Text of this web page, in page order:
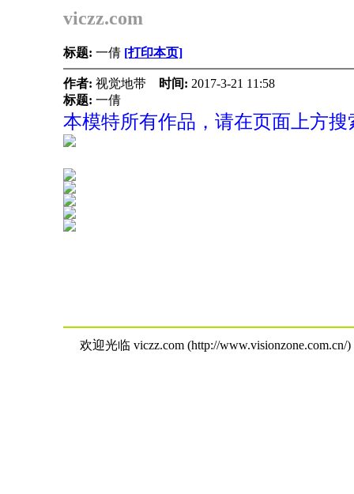
viczz.com
标题: 一倩 [打印本页]
作者: 视觉地带 时间: 2017-3-21 11:58
标题: 一倩
本模特所有作品，请在页面上方搜
欢迎光临 viczz.com (http://www.visionzone.com.cn/)